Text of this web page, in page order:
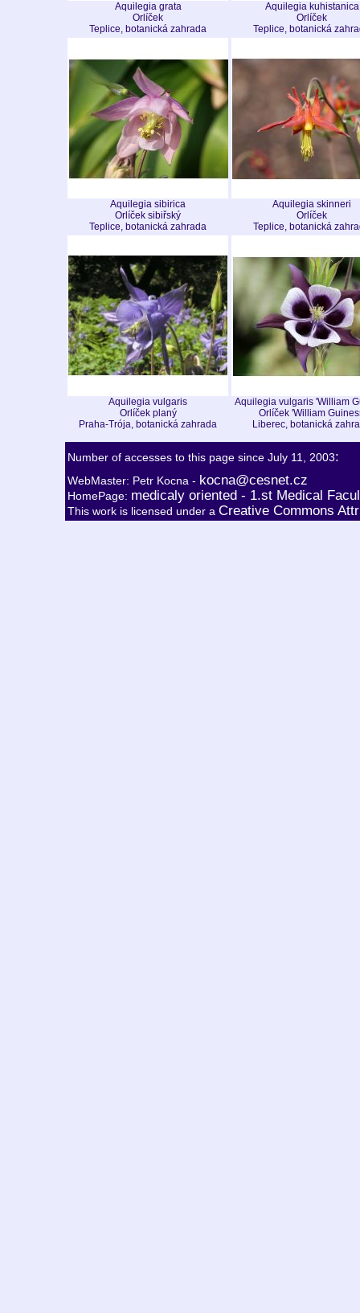
Aquilegia grata
Orlíček
Teplice, botanická zahrada
Aquilegia kuhistanica
Orlíček
Teplice, botanická
Aquilegia sibirica
Orlíček sibiřský
Teplice, botanická zahrada
Aquilegia skinneri
Orlíček
Teplice, botanická
Aquilegia vulgaris
Orlíček planý
Praha-Trója, botanická zahrada
Aquilegia vulgaris 'William
Orlíček 'William
Liberec, botanická
Number of accesses to this page since July 11, 2003:
WebMaster: Petr Kocna - kocna@cesnet.cz
HomePage: medicaly oriented - 1.st Medical
This work is licensed under a Creative Commons